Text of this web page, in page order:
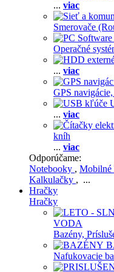
... viac
Smerovače
Operačné
... viac
GPS navigácie,
... viac
kníh
... viac
Odporúčame:
Notebooky , Mobilné
Kalkulačky , ...
Hračky
Hračky
VODA
Bazény,
Nafukovacie